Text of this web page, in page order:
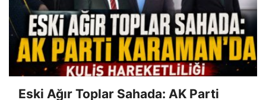
Eski Ağır Toplar Sahada: AK Parti